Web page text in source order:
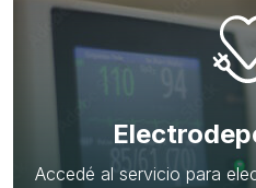
Accedé al servicio para